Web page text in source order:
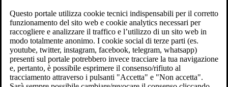
Questo portale utilizza cookie tecnici indispensabili per il corretto
funzionamento del sito web e cookie analytics necessari per
raccogliere e analizzare il traffico e l’utilizzo di un sito web in
modo totalmente anonimo. I cookie social di terze parti (es.
youtube, twitter, instagram, facebook, telegram, whatsapp)
presenti sul portale potrebbero invece tracciare la tua navigazione
e, pertanto, è possibile esprimere il consenso/rifiuto al
tracciamento attraverso i pulsanti "Accetta" e "Non accetta".